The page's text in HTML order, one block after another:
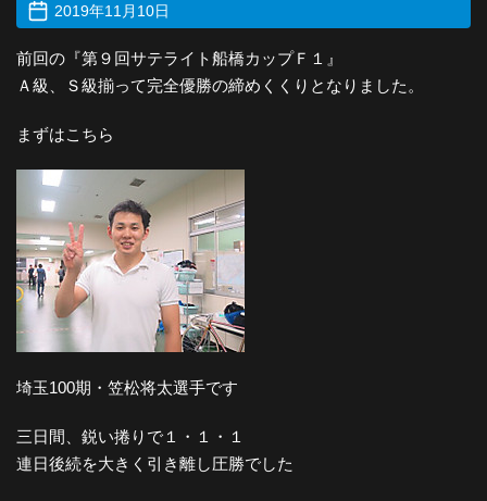
2019年11月10日
前回の『第９回サテライト船橋カップＦ１』
Ａ級、Ｓ級揃って完全優勝の締めくくりとなりました。
まずはこちら
埼玉100期・笠松将太選手です
三日間、鋭い捲りで１・１・１
連日後続を大きく引き離し圧勝でした